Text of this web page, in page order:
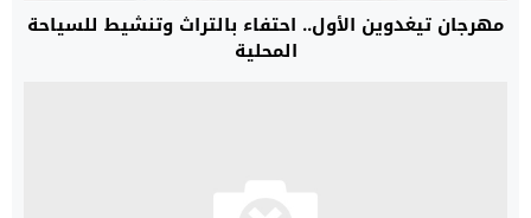
مهرجان تيغدوين الأول.. احتفاء بالتراث وتنشيط للسياحة
المحلية